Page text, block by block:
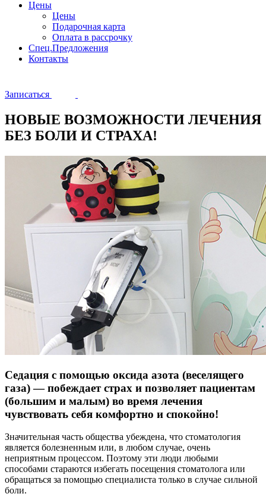
Цены
Цены
Подарочная карта
Оплата в рассрочку
Спец.Предложения
Контакты
Записаться
НОВЫЕ ВОЗМОЖНОСТИ ЛЕЧЕНИЯ
БЕЗ БОЛИ И СТРАХА!
Седация с помощью оксида азота (веселящего
газа) — побеждает страх и позволяет пациентам
(большим и малым) во время лечения
чувствовать себя комфортно и спокойно!
Значительная часть общества убеждена, что стоматология
является болезненным или, в любом случае, очень
неприятным процессом. Поэтому эти люди любыми
способами стараются избегать посещения стоматолога или
обращаться за помощью специалиста только в случае сильной
боли.